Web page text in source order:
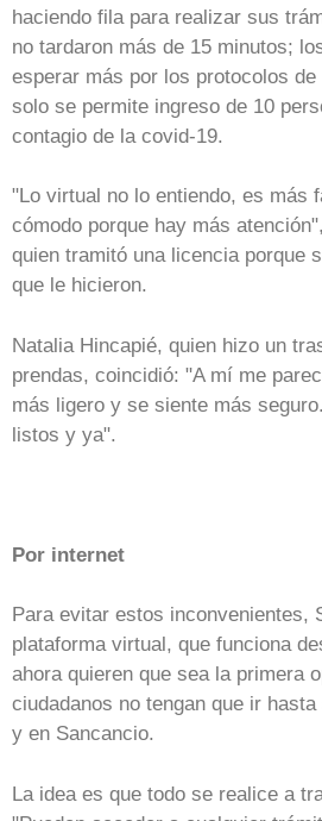
haciendo fila para realizar sus
no tardaron más de 15 minutos;
esperar más por los protocolos
solo se permite ingreso de 10
contagio de la covid-19.
"Lo virtual no lo entiendo, es más
cómodo porque hay más
quien tramitó una licencia porque
que le hicieron.
Natalia Hincapié, quien hizo un
prendas, coincidió: "A mí me
más ligero y se siente más
listos y ya".
Por internet
Para evitar estos inconvenientes,
plataforma virtual, que funciona
ahora quieren que sea la primera
ciudadanos no tengan que ir
y en Sancancio.
La idea es que todo se realice a